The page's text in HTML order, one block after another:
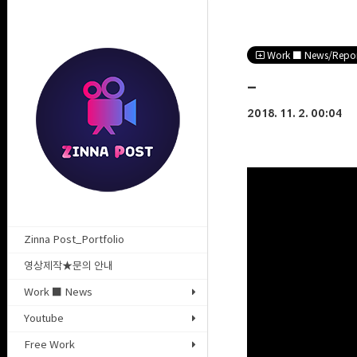
Zinna Post_Portfolio
영상제작★문의 안내
Work ■ News
Youtube
Free Work
Work ■ News/
-
2018. 11. 2. 00:04